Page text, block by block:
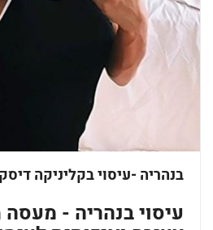
בנהריה -עיסוי בקליניקה דיסק
עיסוי בנהריה -